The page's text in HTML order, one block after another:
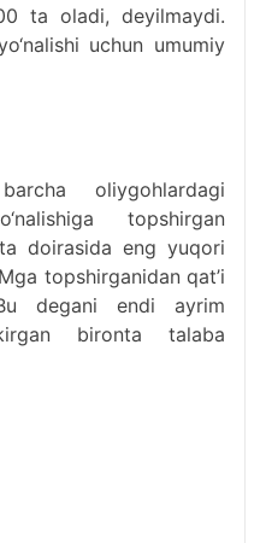
ta oladi, deyilmaydi.
uchun umumiy
oliygohlardagi
topshirgan
doirasida eng yuqori
topshirganidan qat’i
degani endi ayrim
bironta talaba